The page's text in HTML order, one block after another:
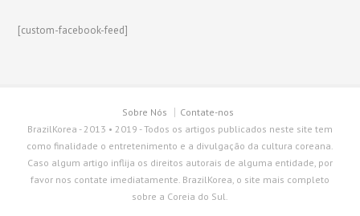
[custom-facebook-feed]
Sobre Nós
Contate-nos
BrazilKorea - 2013 • 2019 - Todos os artigos publicados neste site tem
como finalidade o entretenimento e a divulgação da cultura coreana.
Caso algum artigo inflija os direitos autorais de alguma entidade, por
favor nos contate imediatamente. BrazilKorea, o site mais completo
sobre a Coreia do Sul.